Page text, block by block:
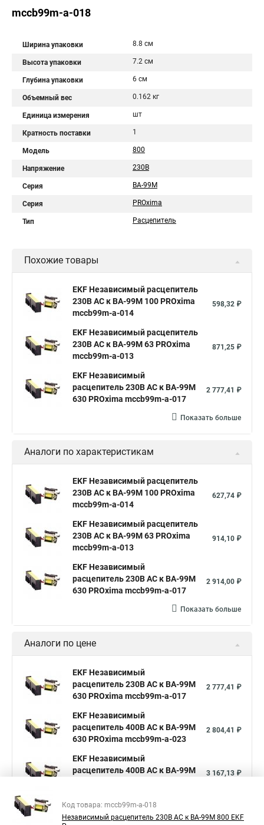
mccb99m-a-018
Ширина упаковки 8.8 см
Высота упаковки 7.2 см
Глубина упаковки 6 см
Объемный вес 0.162 кг
Единица измерения шт
Кратность поставки 1
Модель 800
Напряжение 230В
Серия ВА-99М
Серия PROxima
Тип Расцепитель
Похожие товары
EKF Независимый расцепитель
230В АС к ВА-99М 100 PROxima
mccb99m-a-014
598,32 ₽
EKF Независимый расцепитель
230В АС к ВА-99М 63 PROxima
mccb99m-a-013
871,25 ₽
EKF Независимый
расцепитель 230В АС к ВА-99М
630 PROxima mccb99m-a-017
2 777,41 ₽
Показать больше
Аналоги по характеристикам
EKF Независимый расцепитель
230В АС к ВА-99М 100 PROxima
mccb99m-a-014
627,74 ₽
EKF Независимый расцепитель
230В АС к ВА-99М 63 PROxima
mccb99m-a-013
914,10 ₽
EKF Независимый
расцепитель 230В АС к ВА-99М
630 PROxima mccb99m-a-017
2 914,00 ₽
Показать больше
Аналоги по цене
EKF Независимый
расцепитель 230В АС к ВА-99М
630 PROxima mccb99m-a-017
2 777,41 ₽
EKF Независимый
расцепитель 400В АС к ВА-99М
630 PROxima mccb99m-a-023
2 804,41 ₽
EKF Независимый
расцепитель 400В АС к ВА-99М
3 167,13 ₽
Код товара: mccb99m-a-018
Независимый расцепитель 230В АС к ВА-99М 800 EKF